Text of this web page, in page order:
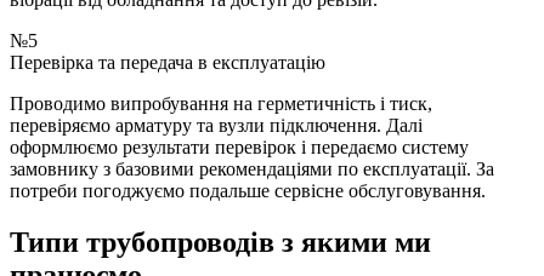
№5
Перевірка та передача в експлуатацію
Проводимо випробування на герметичність і тиск,
перевіряємо арматуру та вузли підключення. Далі
оформлюємо результати перевірок і передаємо систему
замовнику з базовими рекомендаціями по експлуатації. За
потреби погоджуємо подальше сервісне обслуговування.
Типи трубопроводів з якими ми